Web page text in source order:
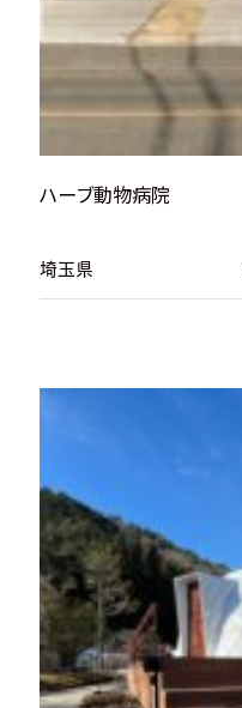
ハーブ動物病院
埼玉県